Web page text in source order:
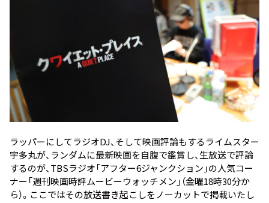
ラッパーにしてラジオDJ、そして映画評論もするライムスター
宇多丸が、ランダムに最新映画を自腹で鑑賞し、生放送で評論
するのが、TBSラジオ「アフター6ジャンクション」の人気コー
ナー「週刊映画時評ムービーウォッチメン」（金曜18時30分か
ら）。ここではその放送書き起こしをノーカットで掲載いたし